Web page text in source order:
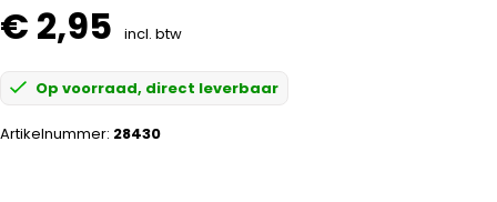
€ 2,95 incl. btw
Op voorraad, direct leverbaar
Artikelnummer: 28430